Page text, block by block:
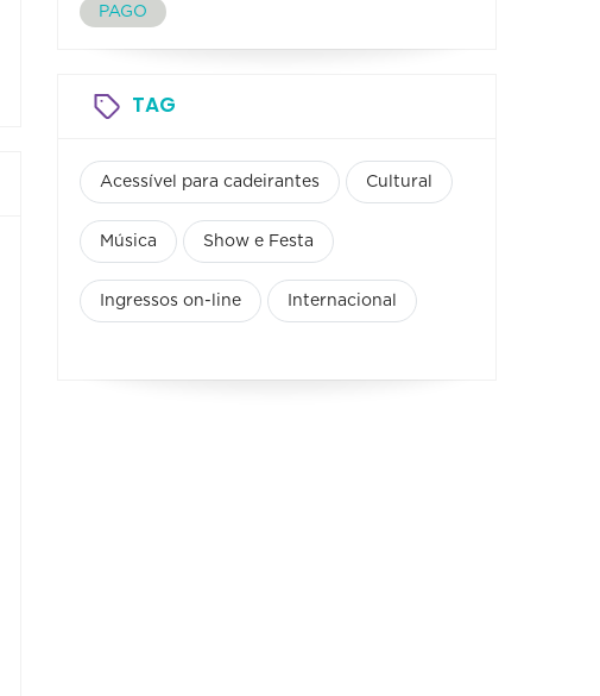
PAGO
TAG
Acessível para cadeirantes Cultural
Música Show e Festa
Ingressos on-line Internacional